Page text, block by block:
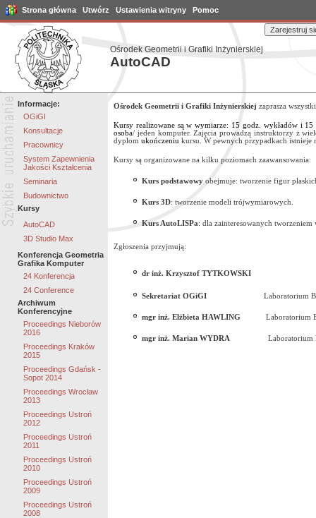
Strona główna Utwórz Ustawienia witryny Pomoc
Ośrodek Geometrii i Grafiki Inżynierskiej
AutoCAD
Informacje:
OGiGI
Konsultacje
Pracownicy
System Zapewnienia
Jakości Kształcenia
Seminaria
Budownictwo
Kursy
AutoCAD
3D Studio Max
Konferencja Geometria
Grafika Komputer
24 Konferencja
24 Conference
Archiwum
Konferencyjne
Proceedings Nieborów
2016
Proceedings Kraków
2015
Proceedings Gdańsk -
Sopot 2014
Proceedings Wrocław
2013
Proceedings Ustroń
2012
Proceedings Ustroń
2011
Proceedings Ustroń
2010
Proceedings Ustroń
2009
Proceedings Ustroń
2008
Ośrodek Geometrii i Grafiki Inżynierskiej zaprasza
Kursy realizowane są w wymiarze: 15 godz. wykładów i
osoba/ jeden komputer. Zajęcia prowadzą instruktorzy z
dyplom ukończeniu kursu. W pewnych przypadkach istnieje
Kursy są organizowane na kilku poziomach zaawansowania:
Kurs podstawowy obejmuje: tworzenie figur
Kurs 3D: tworzenie modeli trójwymiarowych.
Kurs AutoLISPa: dla zainteresowanych
Zgłoszenia przyjmują:
dr inż. Krzysztof
Sekretariat OGiGI Laboratorium
mgr inż. Elżbieta HAWLING Laboratorium
mgr inż. Marian WYDRA Laboratorium